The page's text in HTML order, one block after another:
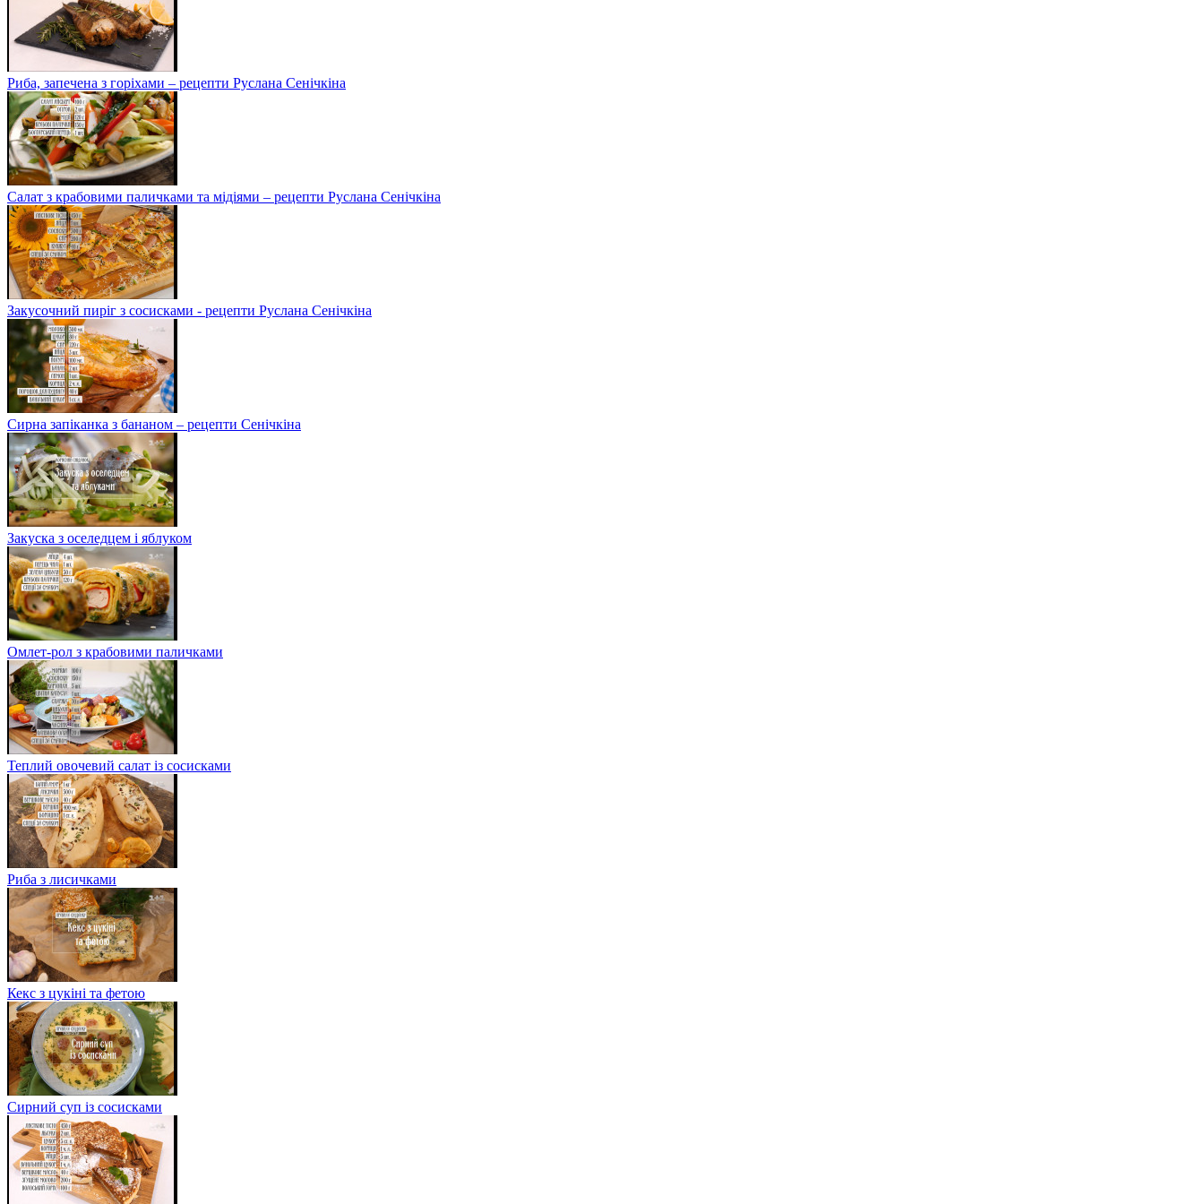
Риба, запечена з горіхами – рецепти Руслана Сенічкіна
Салат з крабовими паличками та мідіями – рецепти Руслана Сенічкіна
Закусочний пиріг з сосисками - рецепти Руслана Сенічкіна
Сирна запіканка з бананом – рецепти Сенічкіна
Закуска з оселедцем і яблуком
Омлет-рол з крабовими паличками
Теплий овочевий салат із сосисками
Риба з лисичками
Кекс з цукіні та фетою
Сирний суп із сосисками